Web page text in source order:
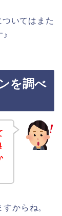
いてはまた
♪
を調べ
からね。